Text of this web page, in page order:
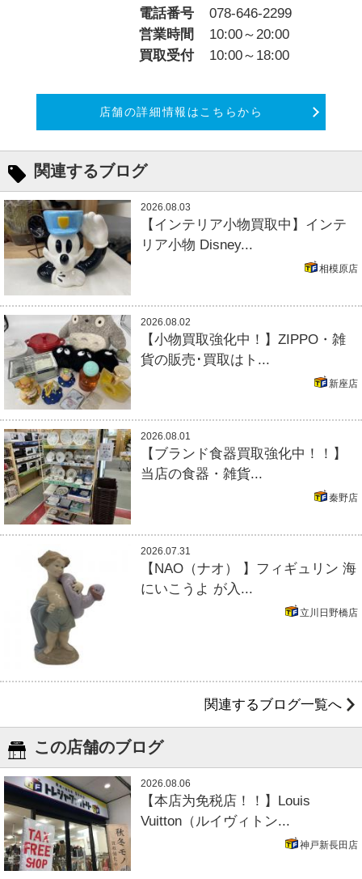
電話番号
078-646-2299
営業時間
10:00～20:00
買取受付
10:00～18:00
店舗の詳細情報はこちらから
関連するブログ
2026.08.03
【インテリア小物買取中】インテ
リア小物 Disney...
相模原店
2026.08.02
【小物買取強化中！】ZIPPO・雑
貨の販売･買取はト...
新座店
2026.08.01
【ブランド食器買取強化中！！】
当店の食器・雑貨...
秦野店
2026.07.31
【NAO（ナオ） 】フィギュリン 海
にいこうよ が入...
立川日野橋店
関連するブログ一覧へ
この店舗のブログ
2026.08.06
【本店为免税店！！】Louis
Vuitton（ルイヴィトン...
神戸新長田店